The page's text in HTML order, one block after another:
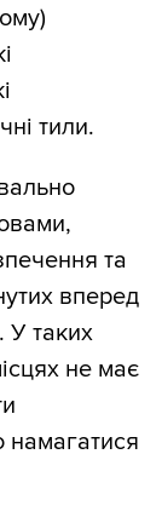
тили.
та
вперед
У таких
не має
намагатися